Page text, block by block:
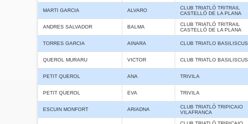
MARTI GARCIA ALVARO
CLUB TRIATLÓ TRITRAIL
CASTELLÓ DE LA PLANA
ANDRES SALVADOR BALMA
CLUB TRIATLÓ TRITRAIL
CASTELLÓ DE LA PLANA
TORRES GARCIA AINARA CLUB TRIATLO BASILISCUS
QUEROL MURARU VICTOR CLUB TRIATLO BASILISCUS
PETIT QUEROL ANA TRIVILA
PETIT QUEROL EVA TRIVILA
ESCUIN MONFORT ARIADNA
CLUB TRIATLÓ TRIPICAIO
VILAFRANCA